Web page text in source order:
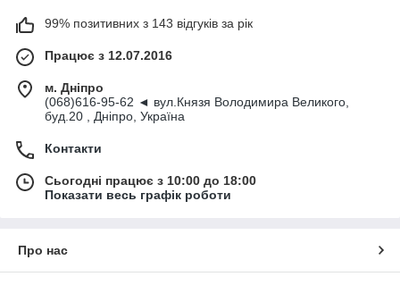
99% позитивних з 143 відгуків за рік
Працює з 12.07.2016
м. Дніпро
(068)616-95-62 ◄ вул.Князя Володимира Великого,
буд.20 , Дніпро, Україна
Контакти
Сьогодні працює з 10:00 до 18:00
Показати весь графік роботи
Про нас